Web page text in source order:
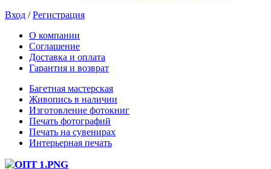
Вход /Регистрация
О компании
Соглашение
Доставка и оплата
Гарантия и возврат
Багетная мастерская
Живопись в наличии
Изготовление фотокниг
Печать фотографий
Печать на сувенирах
Интерьерная печать